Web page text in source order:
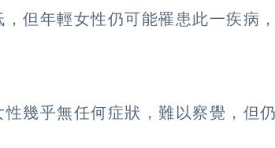
但年輕女性仍可能罹患此一疾病，
幾乎無任何症狀，難以察覺，但仍